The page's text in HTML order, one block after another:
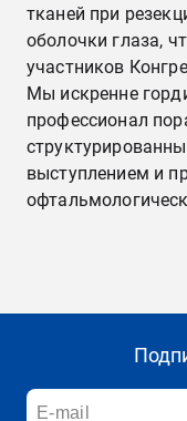
тканей при
оболочки глаза,
участников
Мы искренне
профессионал
выступлением и